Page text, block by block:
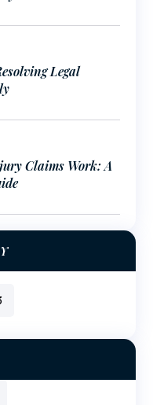
Legal
Claims Work: A